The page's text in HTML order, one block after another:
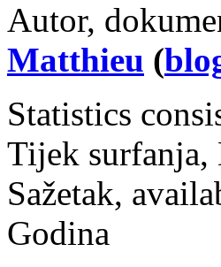
Autor,
Matthieu (
Statistics
Tijek surfanja,
Sažetak,
Godina